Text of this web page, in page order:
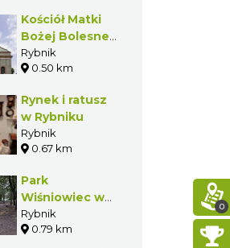
Kościół Matki
Bożej Bolesnej
w Rybniku
Rybnik
0.50 km
Rynek i ratusz
w Rybniku
Rybnik
0.67 km
Park
Wiśniowiec w
Rybniku
Rybnik
0.79 km
0